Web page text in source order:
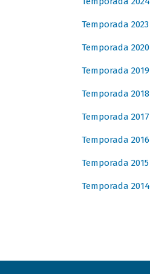
Temporada 2023
Temporada 2020
Temporada 2019
Temporada 2018
Temporada 2017
Temporada 2016
Temporada 2015
Temporada 2014